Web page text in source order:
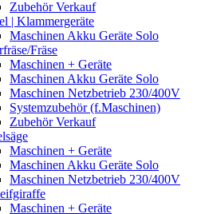
Zubehör Verkauf
| Klammergeräte
Maschinen Akku Geräte Solo
Fräse
Maschinen + Geräte
Maschinen Akku Geräte Solo
Maschinen Netzbetrieb 230/400V
Systemzubehör (f.Maschinen)
Zubehör Verkauf
Maschinen + Geräte
Maschinen Akku Geräte Solo
Maschinen Netzbetrieb 230/400V
Maschinen + Geräte